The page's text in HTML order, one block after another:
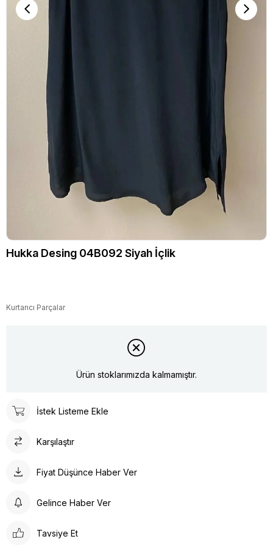
Hukka Desing 04B092 Siyah İçlik
Kurtarıcı Parçalar
Ürün stoklarımızda kalmamıştır.
İstek Listeme Ekle
Karşılaştır
Fiyat Düşünce Haber Ver
Gelince Haber Ver
Tavsiye Et